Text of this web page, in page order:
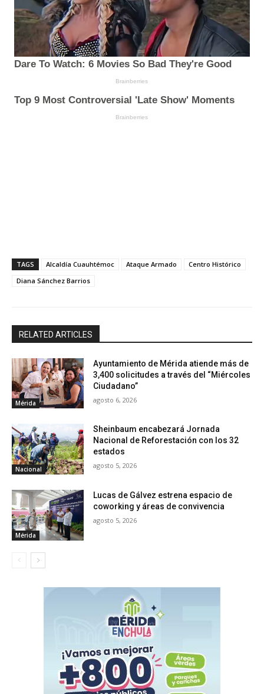
TAGS Alcaldía Cuauhtémoc Ataque Armado
Centro Histórico
Diana Sánchez Barrios
RELATED ARTICLES
Mérida
Ayuntamiento de Mérida atiende más de
3,400 solicitudes a través del “Miércoles
Ciudadano”
agosto 6, 2026
Nacional
Sheinbaum encabezará Jornada
Nacional de Reforestación con los 32
estados
agosto 5, 2026
Mérida
Lucas de Gálvez estrena espacio de
coworking y áreas de convivencia
agosto 5, 2026